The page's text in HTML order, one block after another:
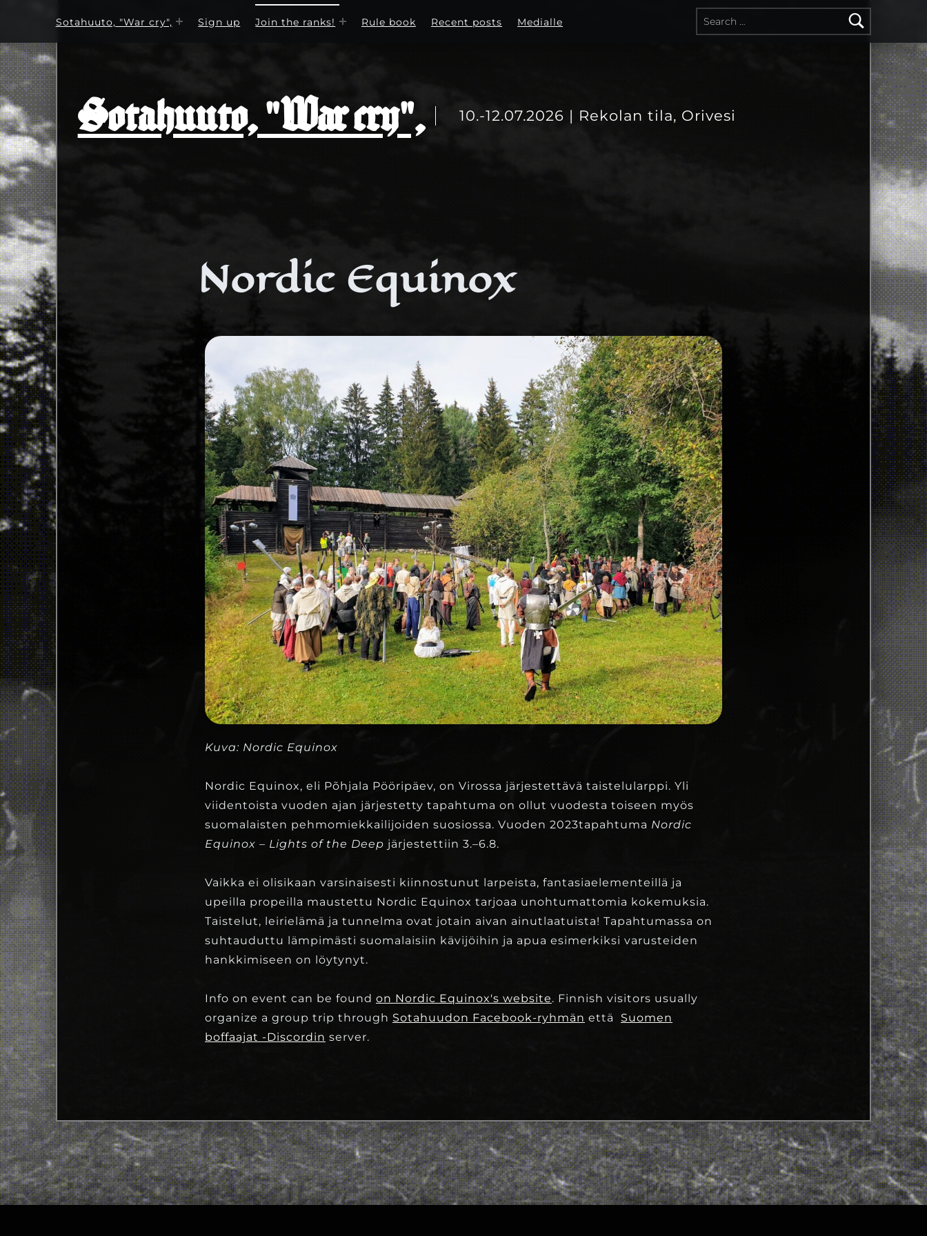
Sotahuuto, "War cry", Sign up Join the ranks! Rule book Recent posts Medialle
Sotahuuto, "War cry", 10.-12.07.2026 | Rekolan tila, Orivesi
Nordic Equinox
Kuva: Nordic Equinox
Nordic Equinox, eli Põhjala Pööripäev, on Virossa järjestettävä taistelularppi. Yli
viidentoista vuoden ajan järjestetty tapahtuma on ollut vuodesta toiseen myös
suomalaisten pehmomiekkailijoiden suosiossa. Vuoden 2023tapahtuma Nordic
Equinox – Lights of the Deep järjestettiin 3.–6.8.
Vaikka ei olisikaan varsinaisesti kiinnostunut larpeista, fantasiaelementeillä ja
upeilla propeilla maustettu Nordic Equinox tarjoaa unohtumattomia kokemuksia.
Taistelut, leirielämä ja tunnelma ovat jotain aivan ainutlaatuista! Tapahtumassa on
suhtauduttu lämpimästi suomalaisiin kävijöihin ja apua esimerkiksi varusteiden
hankkimiseen on löytynyt.
Info on event can be found on Nordic Equinox's website. Finnish visitors usually
organize a group trip through Sotahuudon Facebook-ryhmän että Suomen
boffaajat -Discordin server.